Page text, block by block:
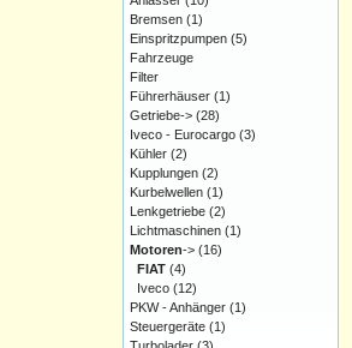
Bremsen (1)
Einspritzpumpen (5)
Fahrzeuge
Filter
Führerhäuser (1)
Getriebe-> (28)
Iveco - Eurocargo (3)
Kühler (2)
Kupplungen (2)
Kurbelwellen (1)
Lenkgetriebe (2)
Lichtmaschinen (1)
Motoren-> (16)
FIAT (4)
Iveco (12)
PKW - Anhänger (1)
Steuergeräte (1)